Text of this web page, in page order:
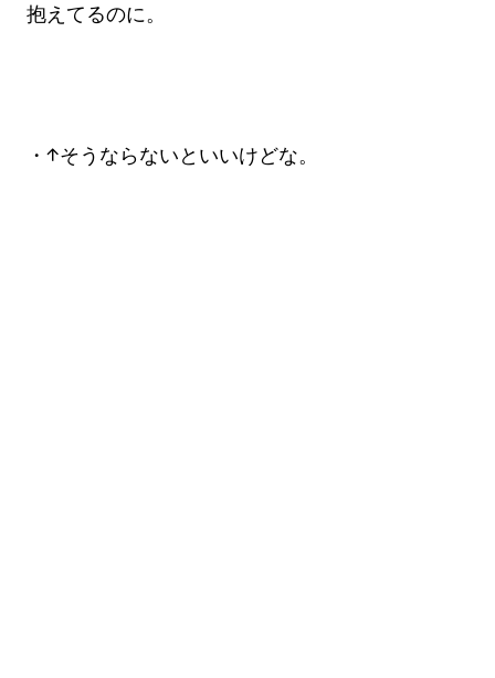
抱えてるのに。
・↑そうならないといいけどな。